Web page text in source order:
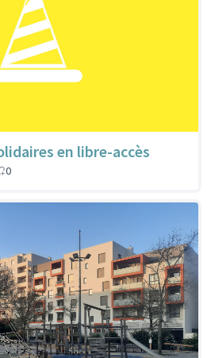
en libre-accès
0